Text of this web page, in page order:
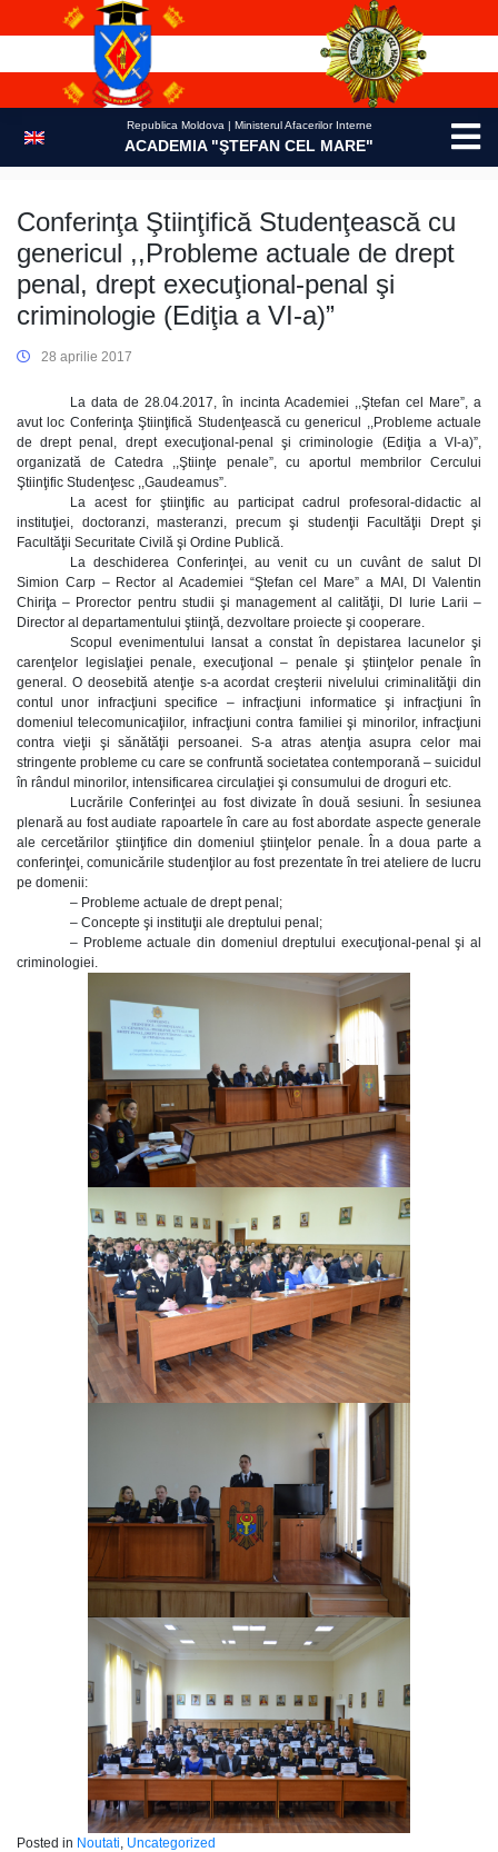
Republica Moldova | Ministerul Afacerilor Interne
ACADEMIA "ŞTEFAN CEL MARE"
Conferinţa Ştiinţifică Studenţească cu
genericul ,,Probleme actuale de drept
penal, drept execuţional-penal şi
criminologie (Ediţia a VI-a)”
28 aprilie 2017
La data de 28.04.2017, în incinta Academiei ,,Ştefan cel Mare”, a
avut loc Conferinţa Ştiinţifică Studenţească cu genericul ,,Probleme actuale
de drept penal, drept execuţional-penal şi criminologie (Ediţia a VI-a)”,
organizată de Catedra ,,Ştiinţe penale”, cu aportul membrilor Cercului
Ştiinţific Studenţesc ,,Gaudeamus”.
La acest for ştiinţific au participat cadrul profesoral-didactic al
instituţiei, doctoranzi, masteranzi, precum şi studenţii Facultăţii Drept şi
Facultăţii Securitate Civilă şi Ordine Publică.
La deschiderea Conferinţei, au venit cu un cuvânt de salut Dl
Simion Carp – Rector al Academiei “Ştefan cel Mare” a MAI, Dl Valentin
Chiriţa – Prorector pentru studii şi management al calităţii, Dl Iurie Larii –
Director al departamentului ştiinţă, dezvoltare proiecte şi cooperare.
Scopul evenimentului lansat a constat în depistarea lacunelor şi
carenţelor legislaţiei penale, execuţional – penale şi ştiinţelor penale în
general. O deosebită atenţie s-a acordat creşterii nivelului criminalităţii din
contul unor infracţiuni specifice – infracţiuni informatice şi infracţiuni în
domeniul telecomunicaţiilor, infracţiuni contra familiei şi minorilor, infracţiuni
contra vieţii şi sănătăţii persoanei. S-a atras atenţia asupra celor mai
stringente probleme cu care se confruntă societatea contemporană – suicidul
în rândul minorilor, intensificarea circulaţiei şi consumului de droguri etc.
Lucrările Conferinţei au fost divizate în două sesiuni. În sesiunea
plenară au fost audiate rapoartele în care au fost abordate aspecte generale
ale cercetărilor ştiinţifice din domeniul ştiinţelor penale. În a doua parte a
conferinţei, comunicările studenţilor au fost prezentate în trei ateliere de lucru
pe domenii:
– Probleme actuale de drept penal;
– Concepte şi instituţii ale dreptului penal;
– Probleme actuale din domeniul dreptului execuţional-penal şi al
criminologiei.
Posted in Noutati Uncategorized